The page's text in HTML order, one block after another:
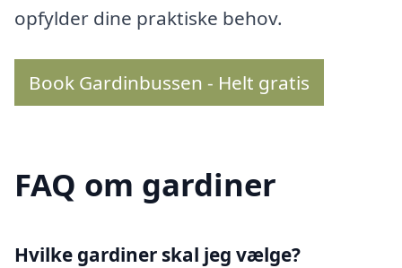
opfylder dine praktiske behov.
Book Gardinbussen - Helt gratis
FAQ om gardiner
Hvilke gardiner skal jeg vælge?